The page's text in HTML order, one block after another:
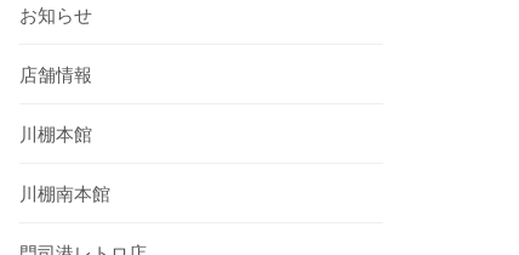
お知らせ
店舗情報
川棚本館
川棚南本館